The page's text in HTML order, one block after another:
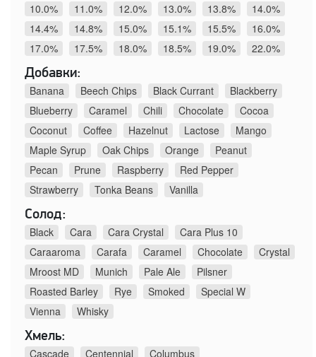
10.0%
11.0% 12.0% 13.0% 13.8%
14.0%
14.4%
14.8% 15.0% 15.1% 15.5%
16.0%
17.0%
17.5% 18.0% 18.5% 19.0%
22.0%
Добавки:
Banana
Beech Chips Black Currant
Blackberry
Blueberry
Caramel Chili Chocolate
Cocoa
Coconut
Coffee Hazelnut Lactose
Mango
Maple Syrup
Oak Chips Orange
Peanut
Pecan
Prune Raspberry
Red Pepper
Strawberry
Tonka Beans
Vanilla
Солод:
Black
Cara Cara Crystal
Cara Plus 10
Caraaroma
Carafa Caramel Chocolate
Crystal
Mroost MD
Munich Pale Ale
Pilsner
Roasted Barley
Rye Smoked
Special W
Vienna
Whisky
Хмель:
Cascade
Centennial
Columbus